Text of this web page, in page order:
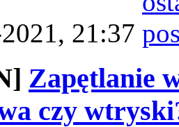
21:37
Zapętlanie
czy